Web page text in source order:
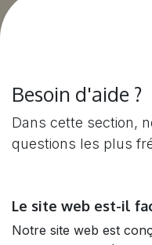
Besoin d'aide ?
Dans cette section,
questions les plus
Le site web est-il
Notre site web est